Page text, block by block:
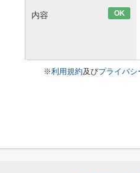
内容 OK
※利用規約及びプライバシ